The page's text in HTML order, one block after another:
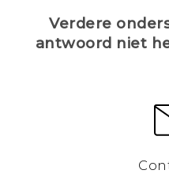
Verdere
antwoord niet